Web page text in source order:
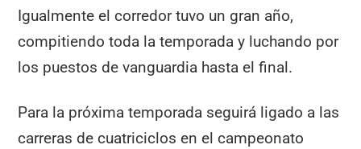
Igualmente el corredor tuvo un gran año,
compitiendo toda la temporada y luchando por
los puestos de vanguardia hasta el final.
Para la próxima temporada seguirá ligado a las
carreras de cuatriciclos en el campeonato